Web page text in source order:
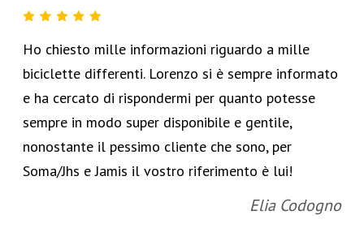
Ho chiesto mille informazioni riguardo a mille
biciclette differenti. Lorenzo si è sempre informato
e ha cercato di rispondermi per quanto potesse
sempre in modo super disponibile e gentile,
nonostante il pessimo cliente che sono, per
Soma/Jhs e Jamis il vostro riferimento è lui!
Elia Codogno